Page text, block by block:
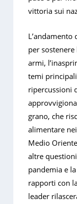
vittoria sui
L’andamento
per sostenere
armi,
temi
ripercussioni
grano, che
alimentare
Medio
altre
pandemia e
rapporti con
leader